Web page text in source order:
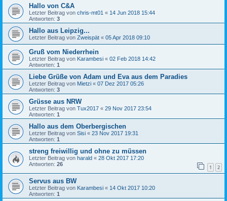
Hallo von C&A
Letzter Beitrag von chris-mt01 « 14 Jun 2018 15:44
Antworten: 3
Hallo aus Leipzig...
Letzter Beitrag von Zweispät « 05 Apr 2018 09:10
Gruß vom Niederrhein
Letzter Beitrag von Karambesi « 02 Feb 2018 14:42
Antworten: 1
Liebe Grüße von Adam und Eva aus dem Paradies
Letzter Beitrag von Mietzi « 07 Dez 2017 05:26
Antworten: 3
Grüsse aus NRW
Letzter Beitrag von Tux2017 « 29 Nov 2017 23:54
Antworten: 1
Hallo aus dem Oberbergischen
Letzter Beitrag von Sisi « 23 Nov 2017 19:31
Antworten: 1
streng freiwillig und ohne zu müssen
Letzter Beitrag von harald « 28 Okt 2017 17:20
Antworten: 26 1 2
Servus aus BW
Letzter Beitrag von Karambesi « 14 Okt 2017 10:20
Antworten: 1